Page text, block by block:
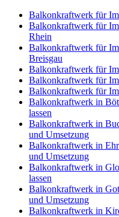
Balkonkraftwerk für
Balkonkraftwerk für
Rhein
Balkonkraftwerk für
Breisgau
Balkonkraftwerk für
Balkonkraftwerk für
Balkonkraftwerk für
Balkonkraftwerk in
lassen
Balkonkraftwerk in
und Umsetzung
Balkonkraftwerk in
und Umsetzung
Balkonkraftwerk in
lassen
Balkonkraftwerk in
und Umsetzung
Balkonkraftwerk in